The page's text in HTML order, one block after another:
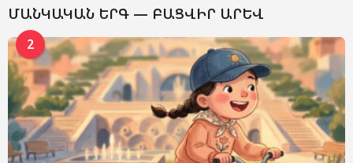
ՄԱՆԿԱԿԱՆ ԵՐԳ — ԲԱՑՎԻՐ ԱՐԵՎ
2